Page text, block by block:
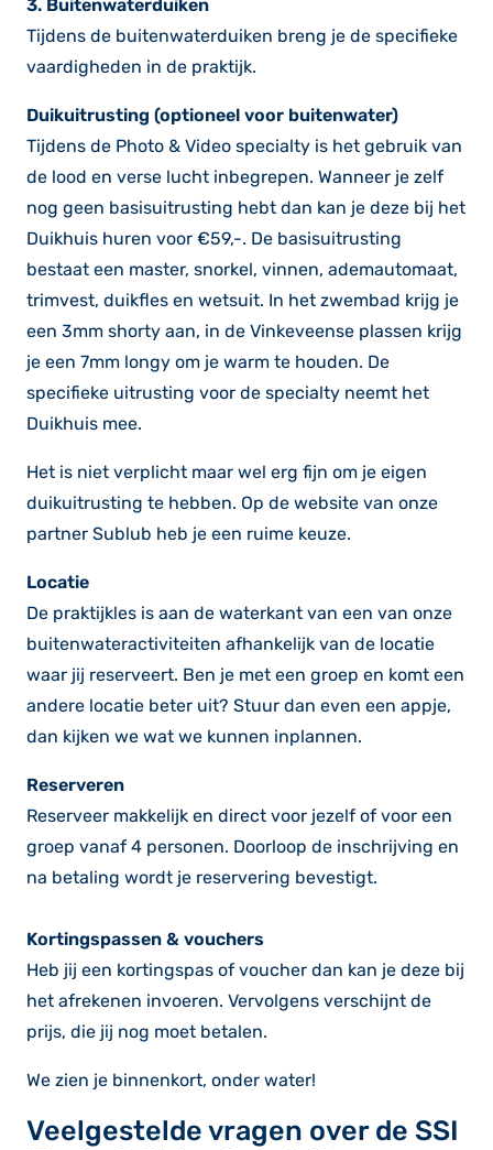
3. Buitenwaterduiken
Tijdens de buitenwaterduiken breng je de specifieke
vaardigheden in de praktijk.
Duikuitrusting (optioneel voor buitenwater)
Tijdens de Photo & Video specialty is het gebruik van
de lood en verse lucht inbegrepen. Wanneer je zelf
nog geen basisuitrusting hebt dan kan je deze bij het
Duikhuis huren voor €59,-. De basisuitrusting
bestaat een master, snorkel, vinnen, ademautomaat,
trimvest, duikfles en wetsuit. In het zwembad krijg je
een 3mm shorty aan, in de Vinkeveense plassen krijg
je een 7mm longy om je warm te houden. De
specifieke uitrusting voor de specialty neemt het
Duikhuis mee.
Het is niet verplicht maar wel erg fijn om je eigen
duikuitrusting te hebben. Op de website van onze
partner Sublub heb je een ruime keuze.
Locatie
De praktijkles is aan de waterkant van een van onze
buitenwateractiviteiten afhankelijk van de locatie
waar jij reserveert. Ben je met een groep en komt een
andere locatie beter uit? Stuur dan even een appje,
dan kijken we wat we kunnen inplannen.
Reserveren
Reserveer makkelijk en direct voor jezelf of voor een
groep vanaf 4 personen. Doorloop de inschrijving en
na betaling wordt je reservering bevestigt.
Kortingspassen & vouchers
Heb jij een kortingspas of voucher dan kan je deze bij
het afrekenen invoeren. Vervolgens verschijnt de
prijs, die jij nog moet betalen.
We zien je binnenkort, onder water!
Veelgestelde vragen over de SSI